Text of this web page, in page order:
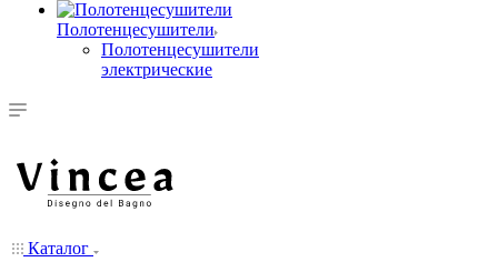
Полотенцесушители
Полотенцесушители
электрические
Каталог